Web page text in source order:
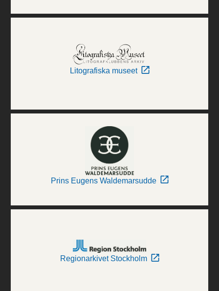
Litografiska museet
Prins Eugens Waldemarsudde
Regionarkivet Stockholm